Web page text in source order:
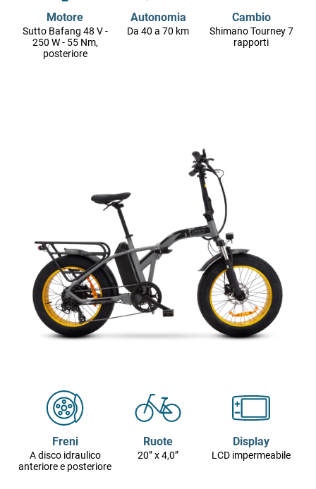
Motore
Sutto Bafang 48 V -
250 W - 55 Nm,
posteriore
Autonomia
Da 40 a 70 km
Cambio
Shimano Tourney 7
rapporti
Freni
A disco idraulico
anteriore e posteriore
Ruote
20” x 4,0”
Display
LCD impermeabile